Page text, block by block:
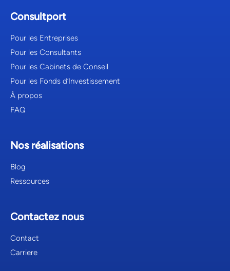
Consultport
Pour les Entreprises
Pour les Consultants
Pour les Cabinets de Conseil
Pour les Fonds d’Investissement
À propos
FAQ
Nos réalisations
Blog
Ressources
Contactez nous
Contact
Carriere